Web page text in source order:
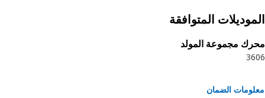
المتوافقة
مجموعة المولد
الضمان